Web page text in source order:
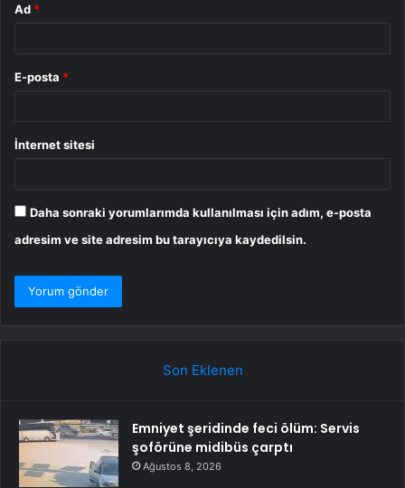
Ad *
E-posta *
İnternet sitesi
Daha sonraki yorumlarımda kullanılması için adım, e-posta
adresim ve site adresim bu tarayıcıya kaydedilsin.
Son Eklenen
Emniyet şeridinde feci ölüm: Servis
şoförüne midibüs çarptı
Ağustos 8, 2026